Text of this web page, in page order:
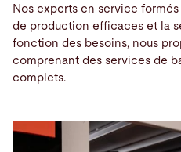
Nos experts en service
de production efficaces et la
fonction des besoins, nous
comprenant des services de
complets.